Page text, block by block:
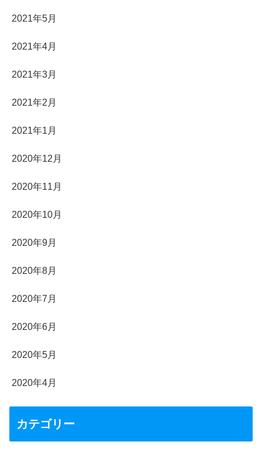
2021年5月
2021年4月
2021年3月
2021年2月
2021年1月
2020年12月
2020年11月
2020年10月
2020年9月
2020年8月
2020年7月
2020年6月
2020年5月
2020年4月
カテゴリー